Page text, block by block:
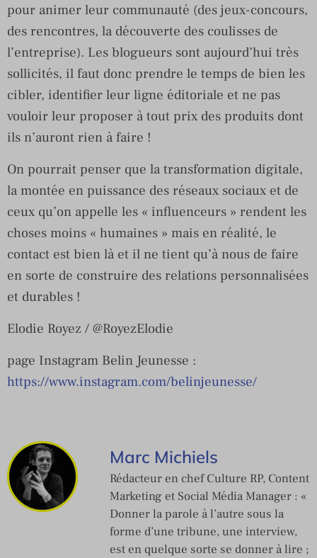
pour animer leur communauté (des jeux-concours,
des rencontres, la découverte des coulisses de
l’entreprise). Les blogueurs sont aujourd’hui très
sollicités, il faut donc prendre le temps de bien les
cibler, identifier leur ligne éditoriale et ne pas
vouloir leur proposer à tout prix des produits dont
ils n’auront rien à faire !
On pourrait penser que la transformation digitale,
la montée en puissance des réseaux sociaux et de
ceux qu’on appelle les « influenceurs » rendent les
choses moins « humaines » mais en réalité, le
contact est bien là et il ne tient qu’à nous de faire
en sorte de construire des relations personnalisées
et durables !
Elodie Royez / @RoyezElodie
page Instagram Belin Jeunesse :
https://www.instagram.com/belinjeunesse/
Marc Michiels
Rédacteur en chef Culture RP, Content
Marketing et Social Média Manager : «
Donner la parole à l’autre sous la
forme d’une tribune, une interview,
est en quelque sorte se donner à lire ;